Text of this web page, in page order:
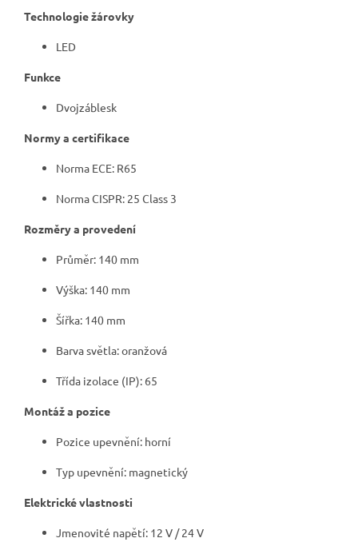
Technologie žárovky
LED
Funkce
Dvojzáblesk
Normy a certifikace
Norma ECE: R65
Norma CISPR: 25 Class 3
Rozměry a provedení
Průměr: 140 mm
Výška: 140 mm
Šířka: 140 mm
Barva světla: oranžová
Třída izolace (IP): 65
Montáž a pozice
Pozice upevnění: horní
Typ upevnění: magnetický
Elektrické vlastnosti
Jmenovité napětí: 12 V / 24 V